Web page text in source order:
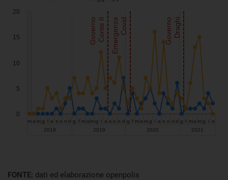
FONTE: dati ed elaborazione openpolis